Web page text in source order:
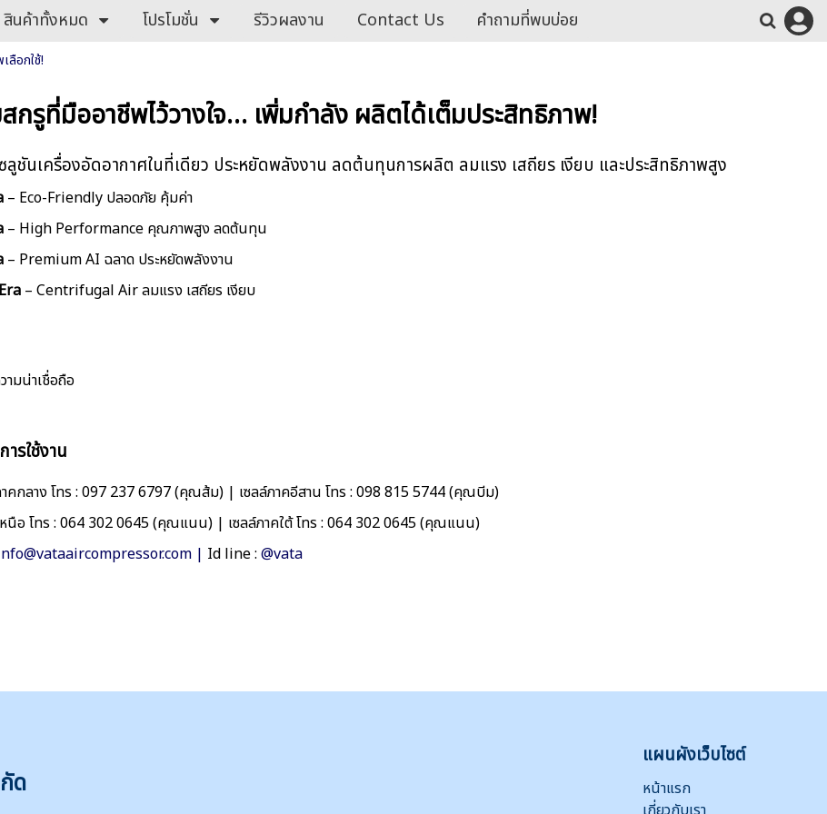
สินค้าทั้งหมด โปรโมชั่น รีวิวผลงาน Contact Us คำถามที่พบบ่อย
ลือกใช้!
กรูที่มืออาชีพไว้วางใจ… เพิ่มกำลัง ผลิตได้เต็มประสิทธิภาพ!
ลูชันเครื่องอัดอากาศในที่เดียว ประหยัดพลังงาน ลดต้นทุนการผลิต ลมแรง เสถียร เงียบ และประสิทธิภาพสูง
– Eco-Friendly ปลอดภัย คุ้มค่า
– High Performance คุณภาพสูง ลดต้นทุน
– Premium AI ฉลาด ประหยัดพลังงาน
– Centrifugal Air ลมแรง เสถียร เงียบ
ามน่าเชื่อถือ
รใช้งาน
กลาง โทร : 097 237 6797 (คุณส้ม) | เซลล์ภาคอีสาน โทร : 098 815 5744 (คุณบีม)
นือ โทร : 064 302 0645 (คุณแนน) | เซลล์ภาคใต้ โทร : 064 302 0645 (คุณแนน)
| Id line : @vata
ด
แผนผังเว็บไซต์
หน้าแรก